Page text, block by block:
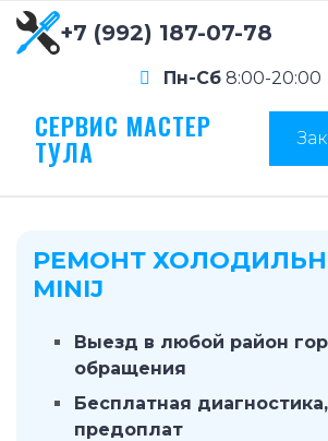
+7 (992) 187-07-78
Пн-Сб 8:00-20:00
СЕРВИС МАСТЕР
ТУЛА
РЕМОНТ
MINIJ
Выезд в любой район
обращения
Бесплатная
предоплат